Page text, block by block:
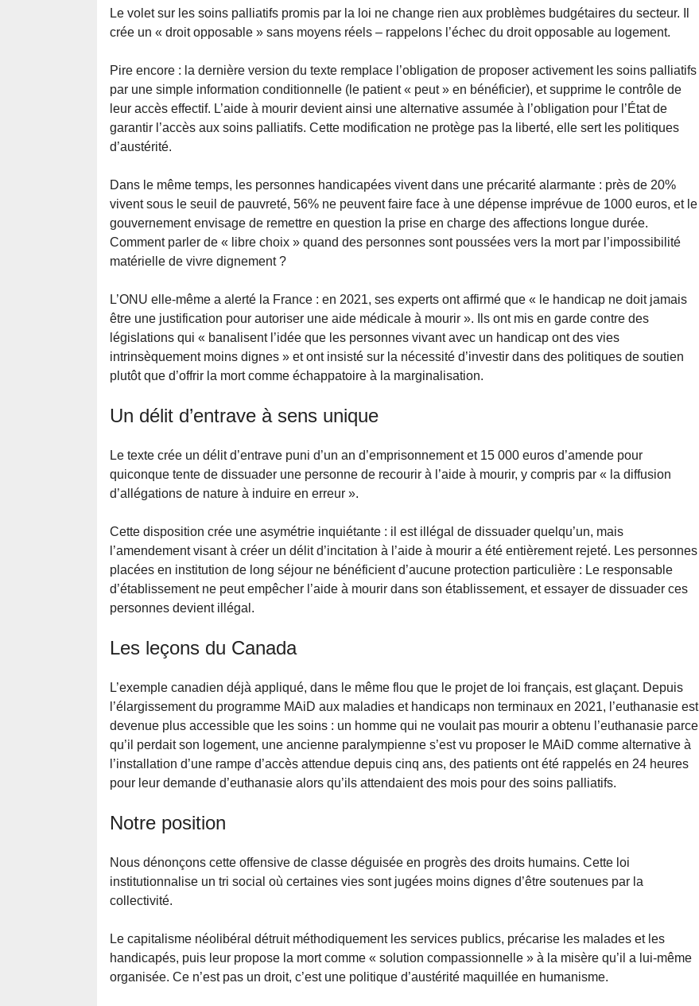
Le volet sur les soins palliatifs promis par la loi ne change rien aux problèmes budgétaires du secteur. Il
crée un « droit opposable » sans moyens réels – rappelons l’échec du droit opposable au logement.
Pire encore : la dernière version du texte remplace l’obligation de proposer activement les soins palliatifs
par une simple information conditionnelle (le patient « peut » en bénéficier), et supprime le contrôle de
leur accès effectif. L’aide à mourir devient ainsi une alternative assumée à l’obligation pour l’État de
garantir l’accès aux soins palliatifs. Cette modification ne protège pas la liberté, elle sert les politiques
d’austérité.
Dans le même temps, les personnes handicapées vivent dans une précarité alarmante : près de 20%
vivent sous le seuil de pauvreté, 56% ne peuvent faire face à une dépense imprévue de 1000 euros, et le
gouvernement envisage de remettre en question la prise en charge des affections longue durée.
Comment parler de « libre choix » quand des personnes sont poussées vers la mort par l’impossibilité
matérielle de vivre dignement ?
L’ONU elle-même a alerté la France : en 2021, ses experts ont affirmé que « le handicap ne doit jamais
être une justification pour autoriser une aide médicale à mourir ». Ils ont mis en garde contre des
législations qui « banalisent l’idée que les personnes vivant avec un handicap ont des vies
intrinsèquement moins dignes » et ont insisté sur la nécessité d’investir dans des politiques de soutien
plutôt que d’offrir la mort comme échappatoire à la marginalisation.
Un délit d’entrave à sens unique
Le texte crée un délit d’entrave puni d’un an d’emprisonnement et 15 000 euros d’amende pour
quiconque tente de dissuader une personne de recourir à l’aide à mourir, y compris par « la diffusion
d’allégations de nature à induire en erreur ».
Cette disposition crée une asymétrie inquiétante : il est illégal de dissuader quelqu’un, mais
l’amendement visant à créer un délit d’incitation à l’aide à mourir a été entièrement rejeté. Les personnes
placées en institution de long séjour ne bénéficient d’aucune protection particulière : Le responsable
d’établissement ne peut empêcher l’aide à mourir dans son établissement, et essayer de dissuader ces
personnes devient illégal.
Les leçons du Canada
L’exemple canadien déjà appliqué, dans le même flou que le projet de loi français, est glaçant. Depuis
l’élargissement du programme MAiD aux maladies et handicaps non terminaux en 2021, l’euthanasie est
devenue plus accessible que les soins : un homme qui ne voulait pas mourir a obtenu l’euthanasie parce
qu’il perdait son logement, une ancienne paralympienne s’est vu proposer le MAiD comme alternative à
l’installation d’une rampe d’accès attendue depuis cinq ans, des patients ont été rappelés en 24 heures
pour leur demande d’euthanasie alors qu’ils attendaient des mois pour des soins palliatifs.
Notre position
Nous dénonçons cette offensive de classe déguisée en progrès des droits humains. Cette loi
institutionnalise un tri social où certaines vies sont jugées moins dignes d’être soutenues par la
collectivité.
Le capitalisme néolibéral détruit méthodiquement les services publics, précarise les malades et les
handicapés, puis leur propose la mort comme « solution compassionnelle » à la misère qu’il a lui-même
organisée. Ce n’est pas un droit, c’est une politique d’austérité maquillée en humanisme.